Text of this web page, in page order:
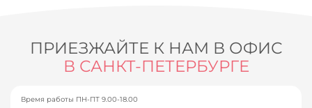
ПРИЕЗЖАЙТЕ К НАМ В ОФИС
В САНКТ-ПЕТЕРБУРГЕ
Время работы ПН-ПТ 9.00-18.00